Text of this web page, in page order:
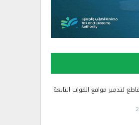
لتدمير مواقع القوات التابعة